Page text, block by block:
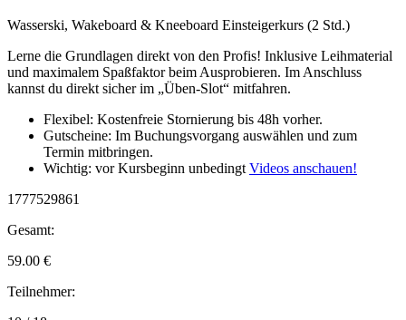
Wasserski, Wakeboard & Kneeboard Einsteigerkurs (2 Std.)
Lerne die Grundlagen direkt von den Profis! Inklusive Leihmaterial
und maximalem Spaßfaktor beim Ausprobieren. Im Anschluss
kannst du direkt sicher im „Üben-Slot“ mitfahren.
Flexibel: Kostenfreie Stornierung bis 48h vorher.
Gutscheine: Im Buchungsvorgang auswählen und zum
Termin mitbringen.
Wichtig: vor Kursbeginn unbedingt Videos anschauen!
1777529861
Gesamt:
59.00 €
Teilnehmer: